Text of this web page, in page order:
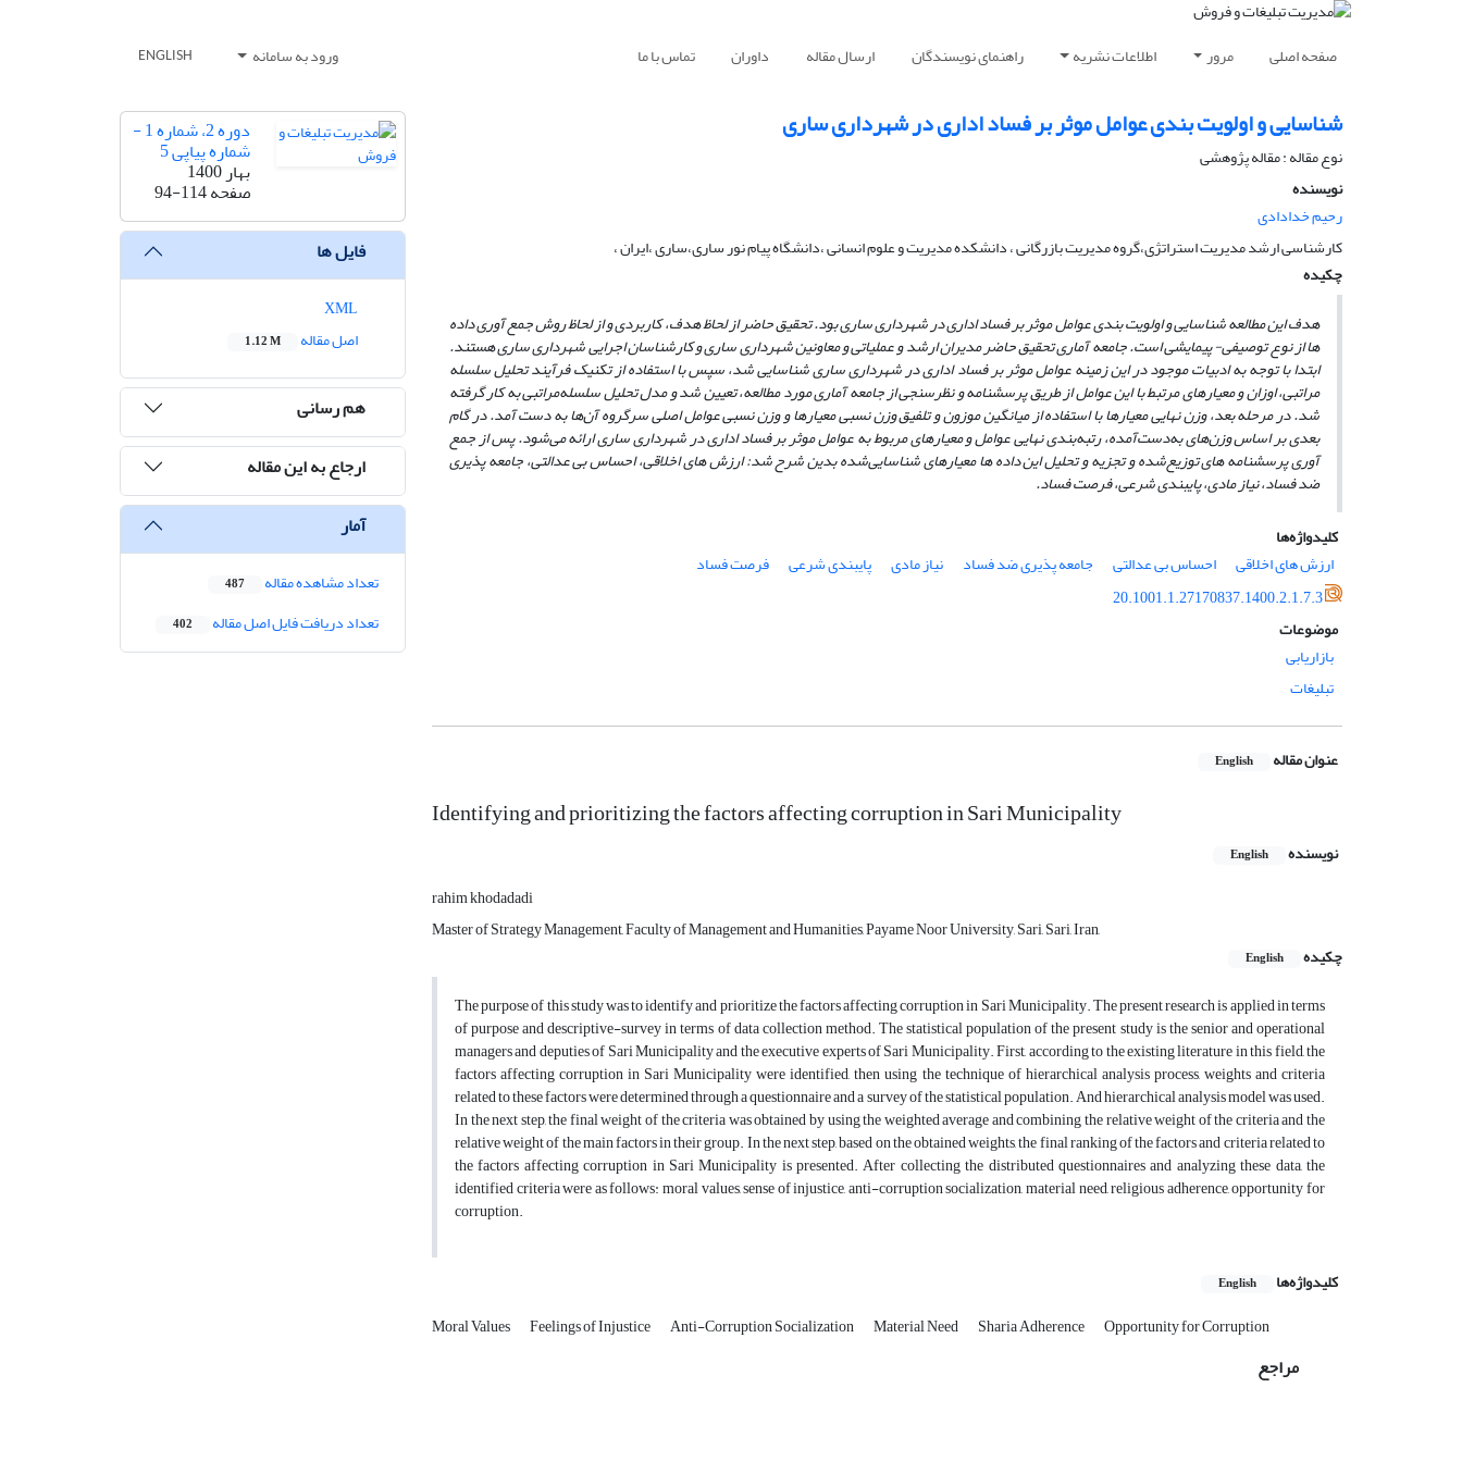
صفحه اصلی مرور اطلاعات نشریه راهنمای نویسندگان ارسال مقاله داوران تماس با ما ورود به سامانه ENGLISH
شناسایی و اولویت بندی عوامل موثر بر فساد اداری در شهرداری ساری
نوع مقاله : مقاله پژوهشی
نویسنده
رحیم خدادادی
کارشناسی ارشد مدیریت استراتژی،گروه مدیریت بازرگانی ، دانشکده مدیریت و علوم انسانی ،دانشگاه پیام نور ساری،ساری ،ایران ،
چکیده
هدف این مطالعه شناسایی و اولویت بندی عوامل موثر بر فساد اداری در شهرداری ساری ‏بود. تحقیق حاضر از لحاظ هدف، کاربردی و از لحاظ روش جمع آوری داده
ها از نوع توصیفی- پیمایشی است. جامعه آماری تحقیق حاضر مدیران ارشد و عملیاتی و معاونین شهرداری ساری و کارشناسان اجرایی شهرداری ساری‏ هستند.
ابتدا با توجه به ادبیات موجود در این زمینه عوامل موثر بر فساد اداری در شهرداری ساری شناسایی شد، سپس با استفاده از تکنیک فرآیند تحلیل سلسله
مراتبی، اوزان و معیارهای مرتبط با این عوامل از طریق پرسشنامه و نظرسنجی از جامعه آماری مورد مطالعه، تعیین شد و مدل تحلیل سلسله‌مراتبی به کار گرفته
شد. در مرحله بعد، وزن نهایی معیارها با استفاده از میانگین موزون و تلفیق وزن نسبی معیارها و وزن نسبی عوامل اصلی سرگروه آن‌ها به دست آمد. در گام
بعدی بر اساس وزن‌های به‌دست‌آمده، رتبه‌بندی نهایی عوامل و معیارهای مربوط به عوامل موثر بر فساد اداری در شهرداری ساری ارائه می‌شود. پس از جمع
آوری پرسشنامه های توزیع‌شده و تجزیه ‌و تحلیل این داده ها معیارهای شناسایی‌شده بدین شرح شد: ارزش های اخلاقی، احساس بی عدالتی، جامعه پذیری
ضد فساد، نیاز مادی، پایبندی شرعی، فرصت فساد.
کلیدواژه‌ها
ارزش های اخلاقی
احساس بی عدالتی جامعه پذیری ضد فساد نیاز مادی پایبندی شرعی
فرصت فساد
20.1001.1.27170837.1400.2.1.7.3
موضوعات
بازاریابی
تبلیغات
عنوان مقاله English
Identifying and prioritizing the factors affecting corruption in Sari Municipality
نویسنده English
rahim khodadadi
Master of Strategy Management, Faculty of Management and Humanities, Payame Noor University, Sari, Sari, Iran,
چکیده
English
The purpose of this study was to identify and prioritize the factors affecting corruption in Sari Municipality. The present research is applied in terms
of purpose and descriptive-survey in terms of data collection method. The statistical population of the present study is the senior and operational
managers and deputies of Sari Municipality and the executive experts of Sari Municipality. First, according to the existing literature in this field, the
factors affecting corruption in Sari Municipality were identified, then using the technique of hierarchical analysis process, weights and criteria
related to these factors were determined through a questionnaire and a survey of the statistical population. And hierarchical analysis model was used.
In the next step, the final weight of the criteria was obtained by using the weighted average and combining the relative weight of the criteria and the
relative weight of the main factors in their group. In the next step, based on the obtained weights, the final ranking of the factors and criteria related to
the factors affecting corruption in Sari Municipality is presented. After collecting the distributed questionnaires and analyzing these data, the
identified criteria were as follows: moral values, sense of injustice, anti-corruption socialization, material need, religious adherence, opportunity for
corruption.
کلیدواژه‌ها English
Moral Values Feelings of Injustice Anti-Corruption Socialization Material Need Sharia Adherence Opportunity for Corruption
مراجع
دوره 2، شماره 1 -
شماره پیاپی 5
بهار 1400
صفحه94-114
فایل ها
اصل مقاله
1.12 M
هم رسانی
ارجاع به این مقاله
آمار
تعداد مشاهده مقاله 487
تعداد دریافت فایل اصل مقاله 402